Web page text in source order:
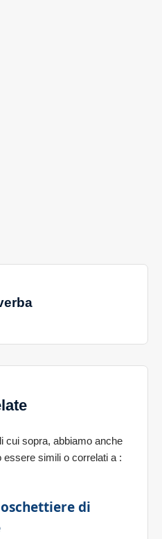
cui sopra, abbiamo anche
simili o correlati a :
di